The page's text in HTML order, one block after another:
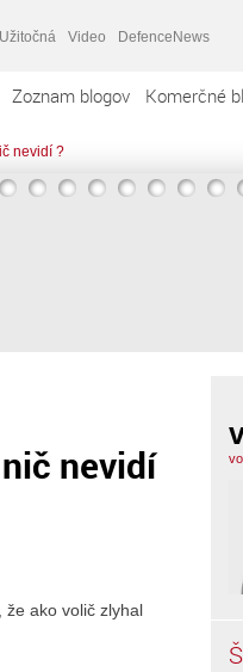
Užitočná Video DefenceNews
Zoznam blogov Komerčné
nevidí ?
nevidí
ako volič zlyhal